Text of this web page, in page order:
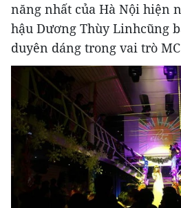
năng nhất của Hà Nội hiện
hậu Dương Thùy Linhcũng
duyên dáng trong vai trò